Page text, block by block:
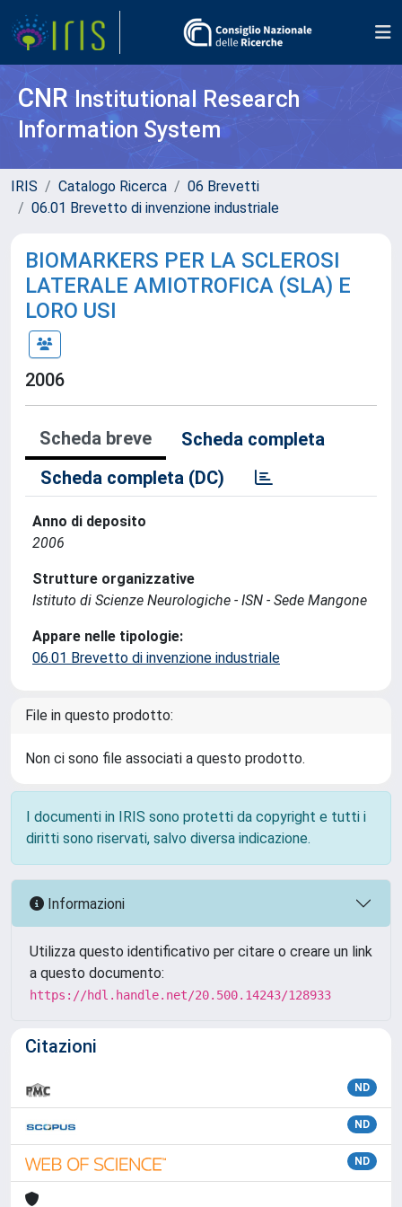
CNR Institutional Research
Information System
IRIS Catalogo Ricerca
06 Brevetti
06.01 Brevetto di invenzione industriale
BIOMARKERS PER LA SCLEROSI
LATERALE AMIOTROFICA (SLA) E
LORO USI
2006
Scheda breve
Scheda completa
Scheda completa (DC)
Anno di deposito
2006
Strutture organizzative
Istituto di Scienze Neurologiche - ISN - Sede Mangone
Appare nelle tipologie:
06.01 Brevetto di invenzione industriale
File in questo prodotto:
Non ci sono file associati a questo prodotto.
I documenti in IRIS sono protetti da copyright e tutti i
diritti sono riservati, salvo diversa indicazione.
Informazioni
Utilizza questo identificativo per citare o creare un link
a questo documento:
https://hdl.handle.net/20.500.14243/128933
Citazioni
ND
ND
ND